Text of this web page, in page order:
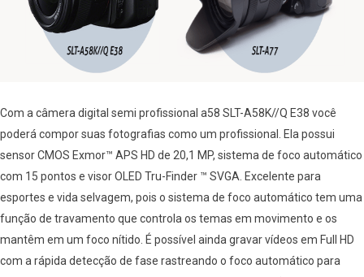
Com a câmera digital semi profissional a58 SLT-A58K//Q E38 você
poderá compor suas fotografias como um profissional. Ela possui
sensor CMOS Exmor™ APS HD de 20,1 MP, sistema de foco automático
com 15 pontos e visor OLED Tru-Finder ™ SVGA. Excelente para
esportes e vida selvagem, pois o sistema de foco automático tem uma
função de travamento que controla os temas em movimento e os
mantêm em um foco nítido. É possível ainda gravar vídeos em Full HD
com a rápida detecção de fase rastreando o foco automático para